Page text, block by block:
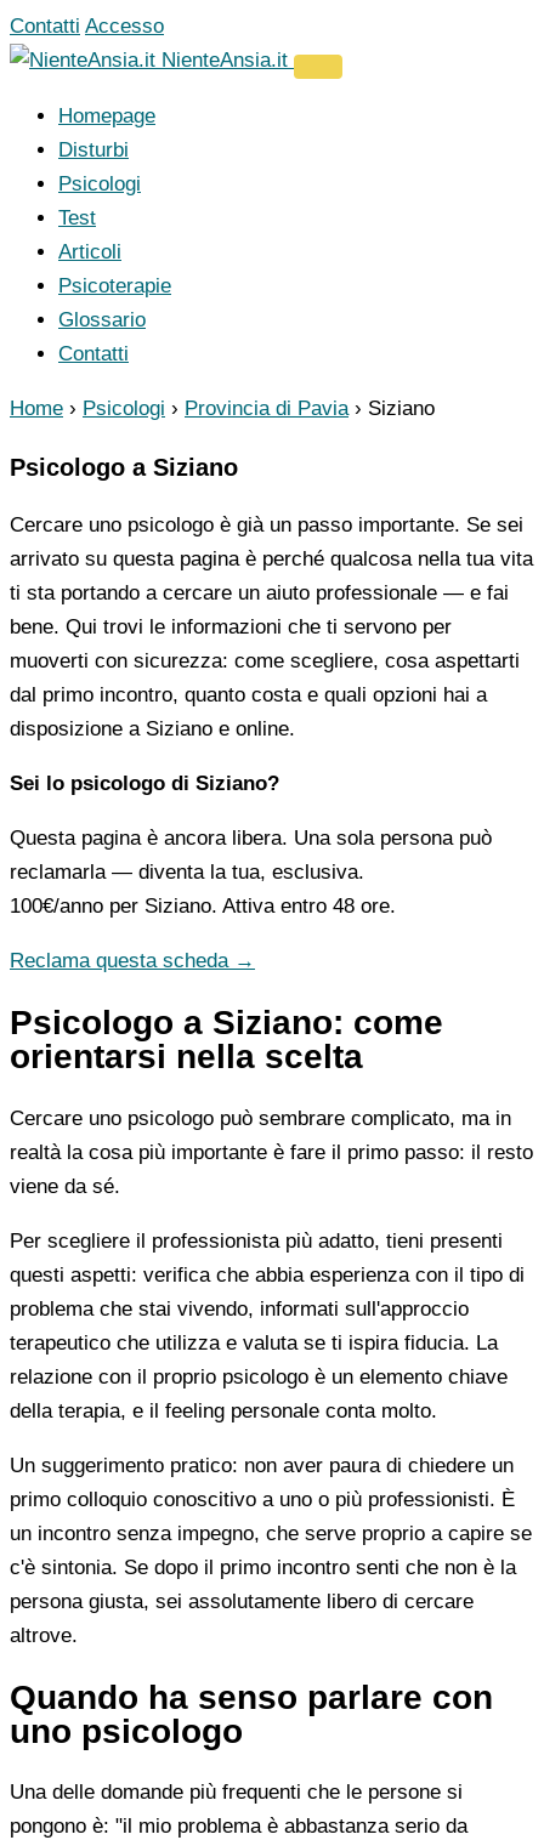
Vai
al
Contatti Accesso
NienteAnsia.it
Homepage
Disturbi
Psicologi
Test
Articoli
Psicoterapie
Glossario
Contatti
Home › Psicologi › Provincia di Pavia › Siziano
Psicologo a Siziano
Cercare uno psicologo è già un passo importante. Se sei
arrivato su questa pagina è perché qualcosa nella tua vita
ti sta portando a cercare un aiuto professionale — e fai
bene. Qui trovi le informazioni che ti servono per
muoverti con sicurezza: come scegliere, cosa aspettarti
dal primo incontro, quanto costa e quali opzioni hai a
disposizione a Siziano e online.
Sei lo psicologo di Siziano?
Questa pagina è ancora libera. Una sola persona può
reclamarla — diventa la tua, esclusiva.
100€/anno per Siziano. Attiva entro 48 ore.
Reclama questa scheda →
Psicologo a Siziano: come
orientarsi nella scelta
Cercare uno psicologo può sembrare complicato, ma in
realtà la cosa più importante è fare il primo passo: il resto
viene da sé.
Per scegliere il professionista più adatto, tieni presenti
questi aspetti: verifica che abbia esperienza con il tipo di
problema che stai vivendo, informati sull'approccio
terapeutico che utilizza e valuta se ti ispira fiducia. La
relazione con il proprio psicologo è un elemento chiave
della terapia, e il feeling personale conta molto.
Un suggerimento pratico: non aver paura di chiedere un
primo colloquio conoscitivo a uno o più professionisti. È
un incontro senza impegno, che serve proprio a capire se
c'è sintonia. Se dopo il primo incontro senti che non è la
persona giusta, sei assolutamente libero di cercare
altrove.
Quando ha senso parlare con
uno psicologo
Una delle domande più frequenti che le persone si
pongono è: "il mio problema è abbastanza serio da